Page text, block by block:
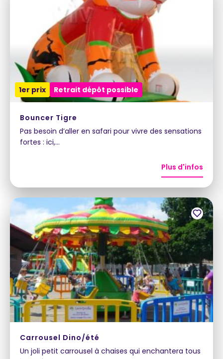
1er prix Retrait dépôt possible
Bouncer Tigre
Pas besoin d’aller en safari pour vivre des sensations
fortes : ici,…
Plus d'infos
Carrousel Dino/été
Un joli petit carrousel à chaises qui enchantera tous